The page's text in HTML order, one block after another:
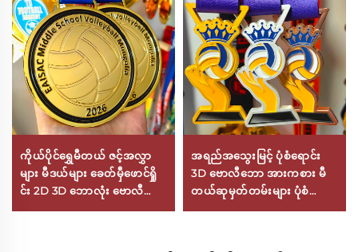
ကိုယ်ပိုင်ရွှေမီတယ် ဇင့်အလွှာ
များ မီဒယ်များ ခေတ်မှီဖောင်ရှို
င်း 2D 3D ဘောလုံး ဗောလီဘော
အရည်အသွေးမြင့် ပုံစံရောင်း
3D ဗောလီဘော အားကစား မီ
တယ်ဆုမှတ်တမ်းများ ပုံစံ